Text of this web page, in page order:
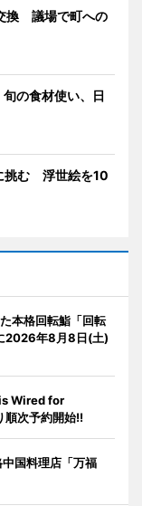
換 議場で町への
の食材使い、日
挑む 浮世絵を10
本格回転鮨「回転
2026年8月8日(土)
Wired for
次予約開始!!
国料理店「万福